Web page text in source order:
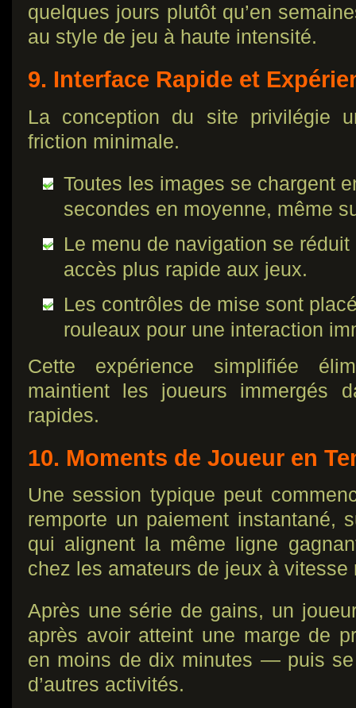
quelques jours plutôt qu’en
au style de jeu à haute intensité.
9. Interface Rapide et
La conception du site privilégie
friction minimale.
Toutes les images se chargent
secondes en moyenne, même
Le menu de navigation se
accès plus rapide aux jeux.
Les contrôles de mise sont
rouleaux pour une interaction
Cette expérience simplifiée
maintient les joueurs immergés
rapides.
10. Moments de Joueur en
Une session typique peut
remporte un paiement instantané,
qui alignent la même ligne
chez les amateurs de jeux à vitesse
Après une série de gains, un
après avoir atteint une marge de
en moins de dix minutes — puis se
d’autres activités.